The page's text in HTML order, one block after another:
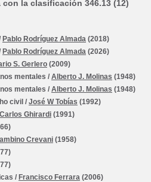
la clasificación 346.13 (12)
Pablo Rodríguez Almada (2018)
Pablo Rodríguez Almada (2026)
S. Gerlero (2009)
mentales / Alberto J. Molinas (1948)
mentales / Alberto J. Molinas (1948)
civil / José W Tobías (1992)
Ghirardi (1991)
Crevani (1958)
/ Francisco Ferrara (2006)